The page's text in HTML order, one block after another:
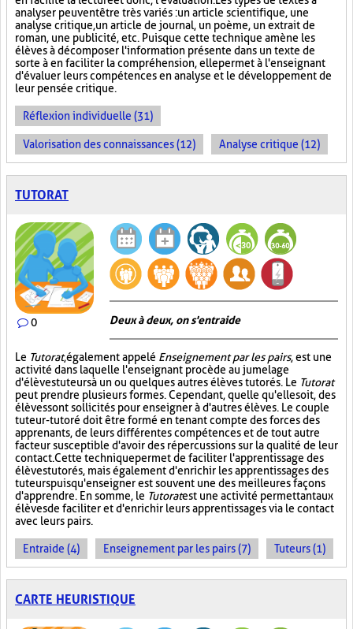
analyser peuvent être très variés : un article scientifique, une
analyse critique, un article de journal, un poème, un extrait de
roman, une publicité, etc. Puisque cette technique amène les
élèves à décomposer l'information présente dans un texte de
sorte à en faciliter la compréhension, elle permet à l'enseignant
d'évaluer leurs compétences en analyse et le développement de
leur pensée critique.
Réflexion individuelle (31)
Valorisation des connaissances (12) Analyse critique (12)
TUTORAT
0 Deux à deux, on s'entraide
Le Tutorat, également appelé Enseignement par les pairs, est une
activité dans laquelle l'enseignant procède au jumelage
d'élèves tuteurs à un ou quelques autres élèves tutorés. Le Tutorat
peut prendre plusieurs formes. Cependant, quelle qu'elle soit, des
élèves sont sollicités pour enseigner à d'autres élèves. Le couple
tuteur-tutoré doit être formé en tenant compte des forces des
apprenants, de leurs différentes compétences et de tout autre
facteur susceptible d'avoir des répercussions sur la qualité de leur
contact. Cette technique permet de faciliter l'apprentissage des
élèves tutorés, mais également d'enrichir les apprentissages des
tuteurs puisqu'enseigner est souvent une des meilleures façons
d'apprendre. En somme, le Tutoratest une activité permettant aux
élèves de faciliter et d'enrichir leurs apprentissages via le contact
avec leurs pairs.
Entraide (4) Enseignement par les pairs (7) Tuteurs (1)
CARTE HEURISTIQUE